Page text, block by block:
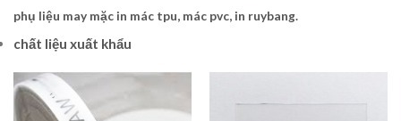
phụ liệu may mặc in mác tpu, mác pvc, in ruybang.
chất liệu xuất khẩu